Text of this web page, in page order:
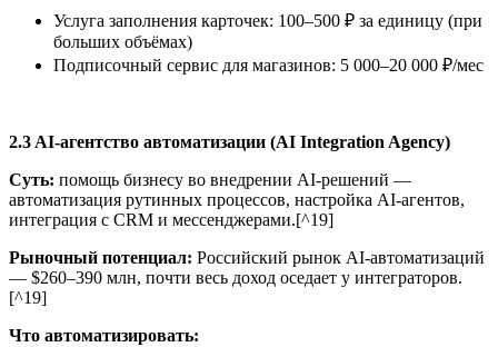
Услуга заполнения карточек: 100–500 ₽ за единицу (при
больших объёмах)
Подписочный сервис для магазинов: 5 000–20 000 ₽/мес
2.3 AI-агентство автоматизации (AI Integration Agency)
Суть: помощь бизнесу во внедрении AI-решений —
автоматизация рутинных процессов, настройка AI-агентов,
интеграция с CRM и мессенджерами.[^19]
Рыночный потенциал: Российский рынок AI-автоматизаций
— $260–390 млн, почти весь доход оседает у интеграторов.
[^19]
Что автоматизировать: